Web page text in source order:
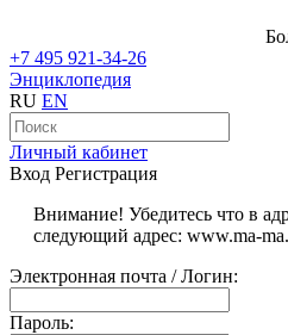
+7 495 921-34-26
Энциклопедия
RU EN
Личный кабинет
Вход Регистрация
Внимание! Убедитесь что в
следующий адрес: www.ma-
Электронная почта / Логин:
Пароль: